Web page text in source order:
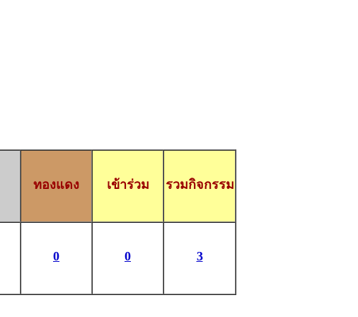
ทองแดง เข้าร่วม รวมกิจกรรม
0 0 3